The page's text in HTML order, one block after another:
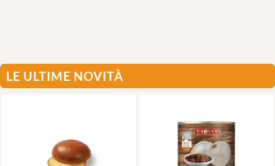
LE ULTIME NOVITÀ